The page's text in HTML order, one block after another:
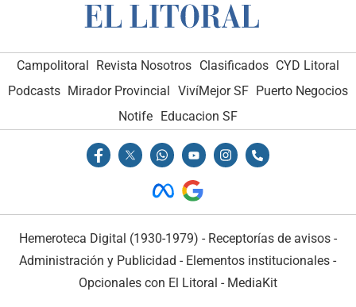
Campolitoral Revista Nosotros Clasificados CYD Litoral
Podcasts Mirador Provincial VivíMejor SF Puerto Negocios
Notife
Educacion SF
Hemeroteca Digital (1930-1979) - Receptorías de avisos -
Administración y Publicidad - Elementos institucionales -
Opcionales con El Litoral - MediaKit